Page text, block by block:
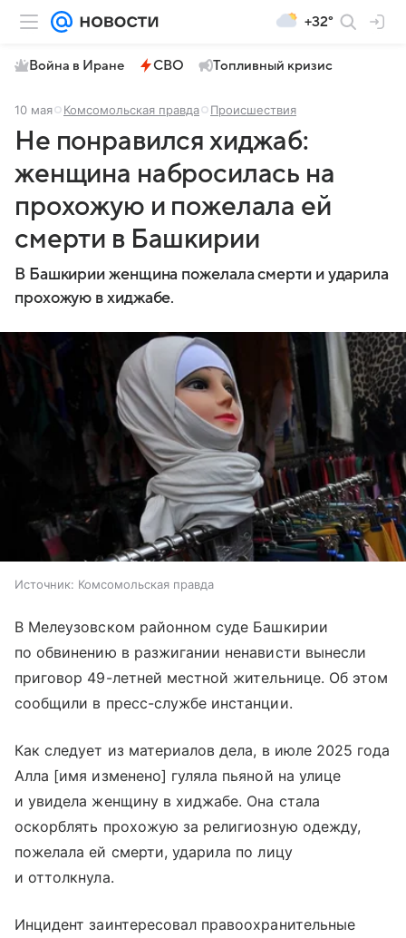
+32°
Война в Иране СВО Топливный кризис
10 мая Комсомольская правда Происшествия
Не понравился хиджаб:
женщина набросилась на
прохожую и пожелала ей
смерти в Башкирии
В Башкирии женщина пожелала смерти и ударила
прохожую в хиджабе.
Источник: Комсомольская правда
В Мелеузовском районном суде Башкирии
по обвинению в разжигании ненависти вынесли
приговор 49-летней местной жительнице. Об этом
сообщили в пресс-службе инстанции.
Как следует из материалов дела, в июле 2025 года
Алла [имя изменено] гуляла пьяной на улице
и увидела женщину в хиджабе. Она стала
оскорблять прохожую за религиозную одежду,
пожелала ей смерти, ударила по лицу
и оттолкнула.
Инцидент заинтересовал правоохранительные